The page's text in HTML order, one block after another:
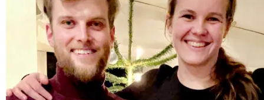
skalerte vi den ned i størrelse
Forkledet er ferdig og
Uffe er tilfreds – og han